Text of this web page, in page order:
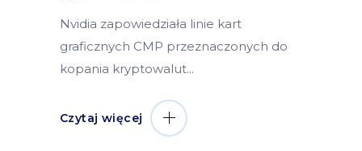
Nvidia zapowiedziała linie kart
graficznych CMP przeznaczonych do
kopania kryptowalut
Czytaj więcej